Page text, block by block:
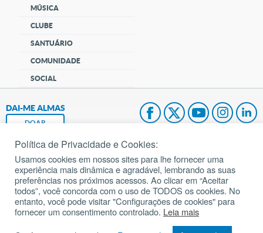
MÚSICA
CLUBE
SANTUÁRIO
COMUNIDADE
SOCIAL
DAI-ME ALMAS
DOAR
Fundação João Paulo II
Pedido de Oração
Mapa do site
Política de Privacidade e Cookies:
Usamos cookies em nossos sites para lhe fornecer uma
experiência mais dinâmica e agradável, lembrando as suas
preferências nos próximos acessos. Ao clicar em “Aceitar
todos”, você concorda com o uso de TODOS os cookies. No
entanto, você pode visitar "Configurações de cookies" para
fornecer um consentimento controlado. Leia mais